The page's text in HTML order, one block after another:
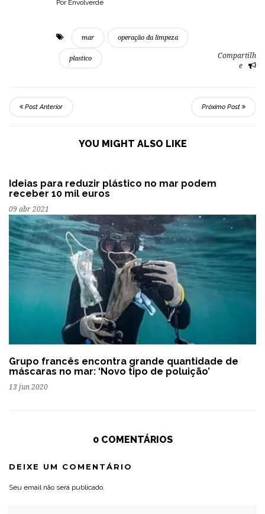
Por Envolverde
mar operação da limpeza
plastico
Compartilh
e
Post Anterior Próximo Post
YOU MIGHT ALSO LIKE
Ideias para reduzir plástico no mar podem
receber 10 mil euros
09 abr 2021
Grupo francês encontra grande quantidade de
máscaras no mar: ‘Novo tipo de poluição’
13 jun 2020
0 COMENTÁRIOS
DEIXE UM COMENTÁRIO
Seu email não será publicado.